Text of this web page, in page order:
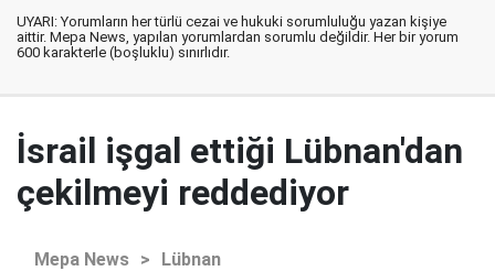
UYARI: Yorumların her türlü cezai ve hukuki sorumluluğu yazan kişiye
aittir. Mepa News, yapılan yorumlardan sorumlu değildir. Her bir yorum
600 karakterle (boşluklu) sınırlıdır.
İsrail işgal ettiği Lübnan'dan
çekilmeyi reddediyor
Mepa News > Lübnan